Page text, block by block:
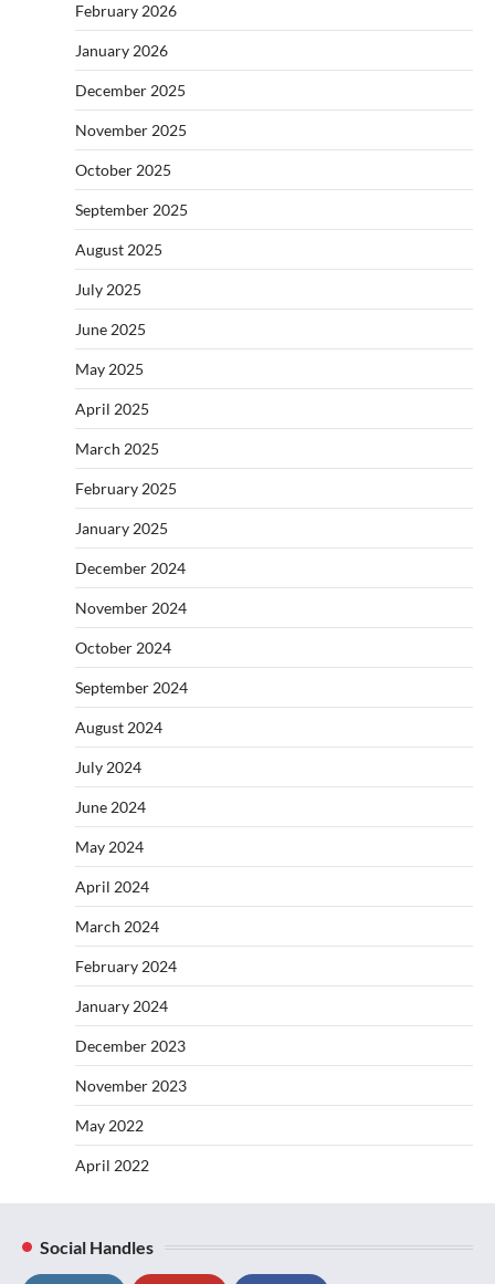
February 2026
January 2026
December 2025
November 2025
October 2025
September 2025
August 2025
July 2025
June 2025
May 2025
April 2025
March 2025
February 2025
January 2025
December 2024
November 2024
October 2024
September 2024
August 2024
July 2024
June 2024
May 2024
April 2024
March 2024
February 2024
January 2024
December 2023
November 2023
May 2022
April 2022
Social Handles